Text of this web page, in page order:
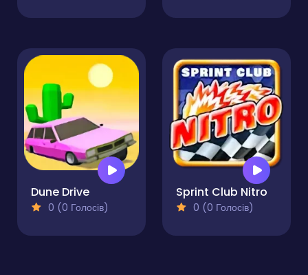
Dune Drive
0 (0 Голосів)
Sprint Club Nitro
0 (0 Голосів)